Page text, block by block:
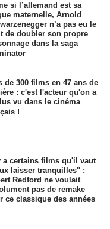
si l’allemand est sa
maternelle, Arnold
n’a pas eu le
de doubler son propre
dans la saga
de 300 films en 47 ans de
: c'est l'acteur qu'on a
vu dans le cinéma
!
a certains films qu'il vaut
laisser tranquilles" :
Redford ne voulait
pas de remake
ce classique des années